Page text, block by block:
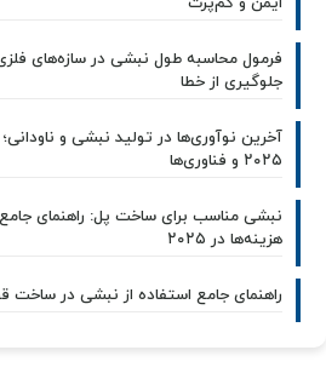
فرمول محاسبه طول نبشی در سازه‌های
جلوگیری از خطا
آخرین نوآوری‌ها در تولید نبشی و
۲۰۲۵ و فناوری‌ها
نبشی مناسب برای ساخت پل: راهنمای
هزینه‌ها در ۲۰۲۵
راهنمای جامع استفاده از نبشی در ساخت